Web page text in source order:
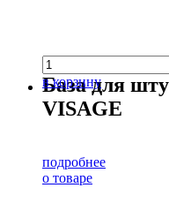
в корзину
База для
VISAGE
подробнее
о товаре